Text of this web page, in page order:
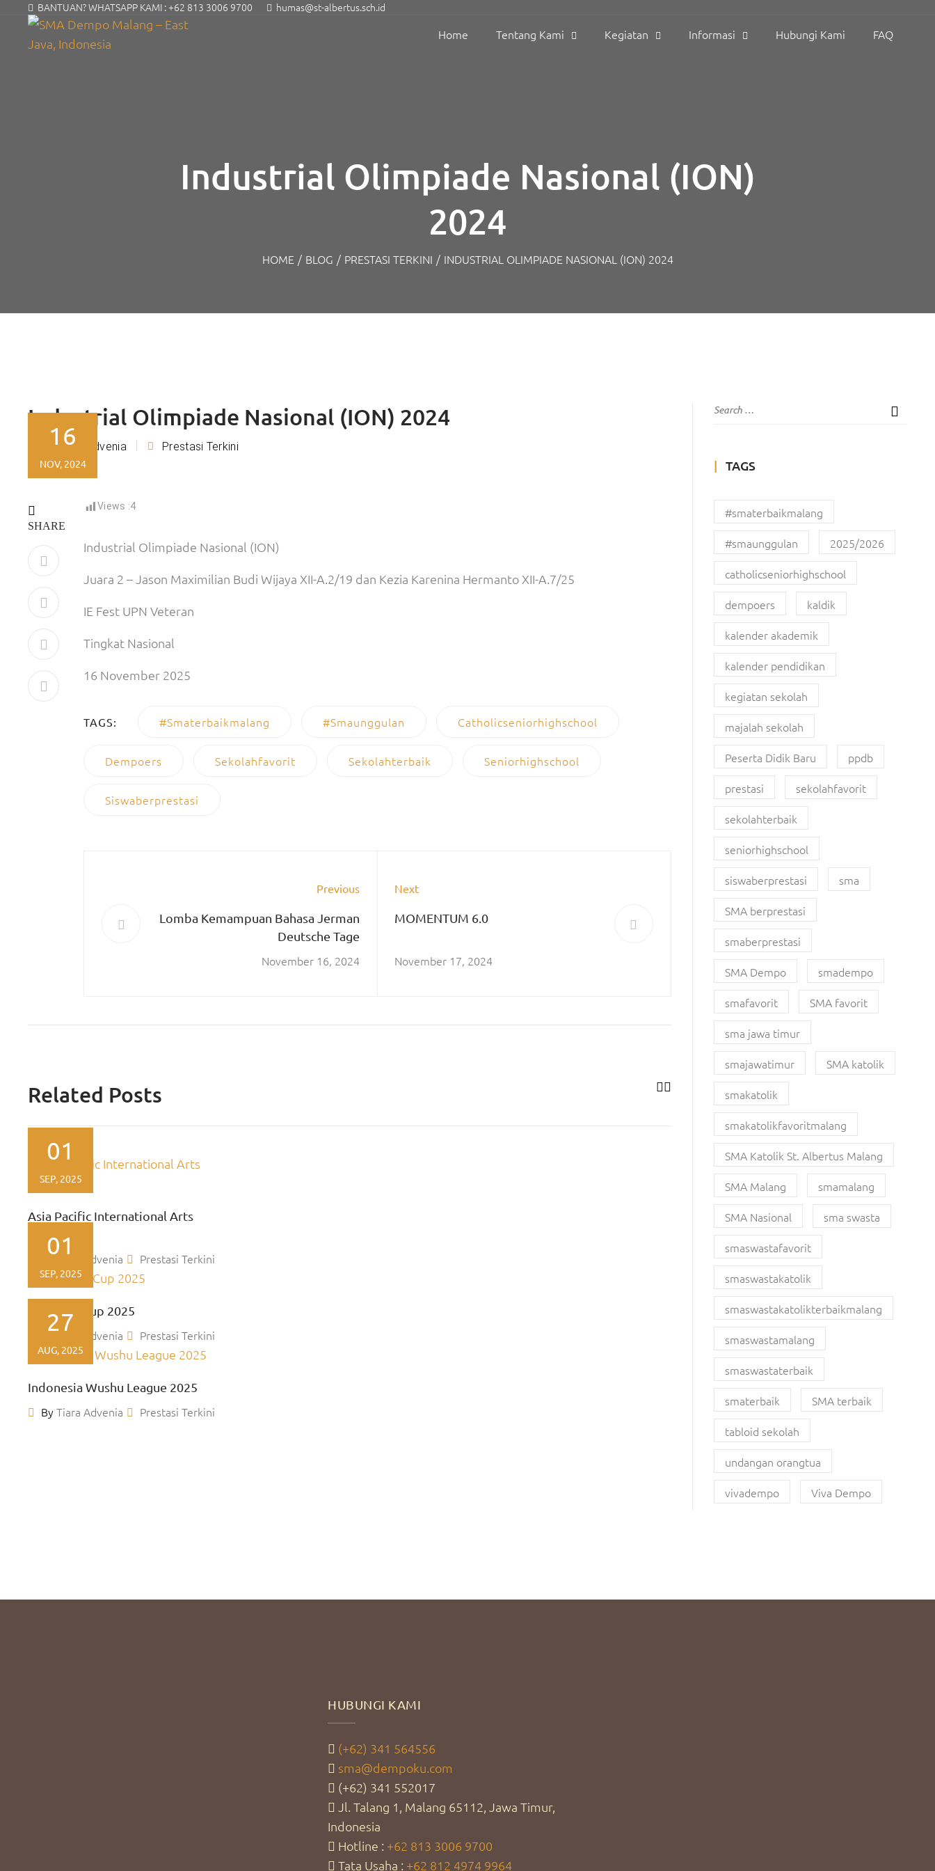
BANTUAN? WHATSAPP KAMI :+62 813 3006 9700 humas@st-albertus.sch.id
Home Tentang Kami Kegiatan Informasi Hubungi Kami FAQ
Industrial Olimpiade Nasional (ION)
2024
HOME / BLOG / PRESTASI TERKINI / INDUSTRIAL OLIMPIADE NASIONAL (ION) 2024
Industrial Olimpiade Nasional (ION) 2024
Tiara Advenia Prestasi Terkini
16
NOV, 2024
SHARE
Views :4
Industrial Olimpiade Nasional (ION)
Juara 2 – Jason Maximilian Budi Wijaya XII-A.2/19 dan Kezia Karenina Hermanto XII-A.7/25
IE Fest UPN Veteran
Tingkat Nasional
16 November 2025
TAGS: #smaterbaikmalang #smaunggulan Catholicseniorhighschool
Dempoers Sekolahfavorit Sekolahterbaik Seniorhighschool
Siswaberprestasi
Previous
Lomba Kemampuan Bahasa Jerman
Deutsche Tage
November 16, 2024
Next
MOMENTUM 6.0
November 17, 2024
Related Posts
01
SEP, 2025
Asia Pacific International Arts
ByTiara Advenia Prestasi Terkini
01
SEP, 2025
Kacabdin Cup 2025
ByTiara Advenia Prestasi Terkini
27
AUG, 2025
Indonesia Wushu League 2025
By Tiara Advenia Prestasi Terkini
TAGS
#smaterbaikmalang
#smaunggulan
2025/2026
catholicseniorhighschool
dempoers
kaldik
kalender akademik
kalender pendidikan
kegiatan sekolah
majalah sekolah
Peserta Didik Baru
ppdb
prestasi
sekolahfavorit
sekolahterbaik
seniorhighschool
siswaberprestasi
sma
SMA berprestasi
smaberprestasi
SMA Dempo
smadempo
smafavorit
SMA favorit
sma jawa timur
smajawatimur
SMA katolik
smakatolik
smakatolikfavoritmalang
SMA Katolik St. Albertus Malang
SMA Malang
smamalang
SMA Nasional
sma swasta
smaswastafavorit
smaswastakatolik
smaswastakatolikterbaikmalang
smaswastamalang
smaswastaterbaik
smaterbaik
SMA terbaik
tabloid sekolah
undangan orangtua
vivadempo
Viva Dempo
HUBUNGI KAMI
(+62) 341 564556
sma@dempoku.com
(+62) 341 552017
Jl. Talang 1, Malang 65112, Jawa Timur,
Indonesia
Hotline : +62 813 3006 9700
Tata Usaha : +62 812 4974 9964